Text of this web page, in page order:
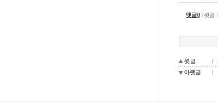
댓글0 윗글
윗글
아랫글